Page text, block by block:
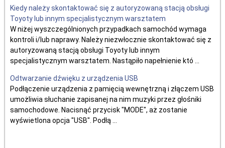
Kiedy należy skontaktować się z autoryzowaną stacją obsługi
Toyoty lub innym specjalistycznym warsztatem
W niżej wyszczególnionych przypadkach samochód wymaga
kontroli i/lub naprawy. Należy niezwłocznie skontaktować się z
autoryzowaną stacją obsługi Toyoty lub innym
specjalistycznym warsztatem. Nastąpiło napełnienie któ ...
Odtwarzanie dźwięku z urządzenia USB
Podłączenie urządzenia z pamięcią wewnętrzną i złączem USB
umożliwia słuchanie zapisanej na nim muzyki przez głośniki
samochodowe. Nacisnąć przycisk "MODE", aż zostanie
wyświetlona opcja "USB". Podłą ...